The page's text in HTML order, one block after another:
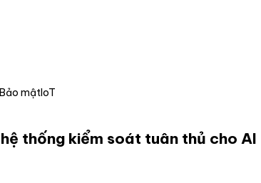
Bảo mậtIoT
thống kiểm soát tuân thủ cho AI